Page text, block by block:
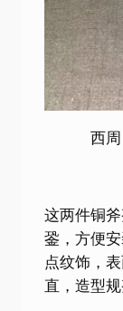
西
这两件铜
銎，方便
点纹饰，
直，造型规